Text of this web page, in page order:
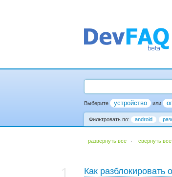
Выберите устройство или
Фильтровать по: android
развернуть все · cвернуть все
Как